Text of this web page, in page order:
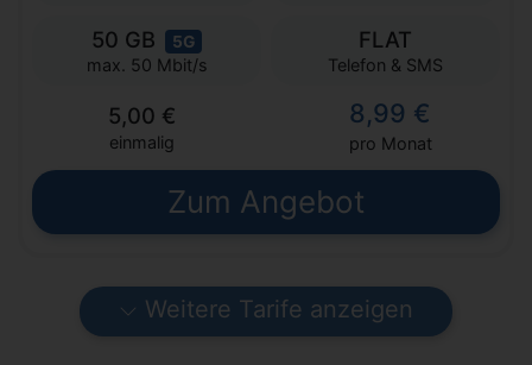
50 GB 5G
max. 50 Mbit/s
FLAT
Telefon & SMS
5,00 €
einmalig
8,99 €
pro Monat
Zum Angebot
Weitere Tarife anzeigen